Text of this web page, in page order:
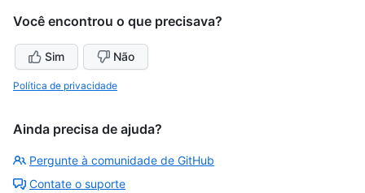
Você encontrou o que precisava?
Sim Não
Política de privacidade
Ainda precisa de ajuda?
Pergunte à comunidade de GitHub
Contate o suporte